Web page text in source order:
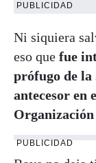
PUBLICIDAD
Ni siquiera
eso que fue
prófugo de la
antecesor en
Organización
PUBLICIDAD